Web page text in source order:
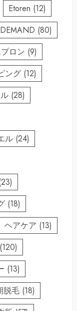
Etoren (12)
(80)
ロン (9)
ング (12)
(28)
ル (24)
(18)
ヘアケア (13)
(120)
(13)
脱毛 (18)